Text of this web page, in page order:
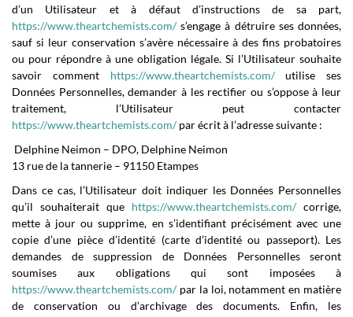
d’un Utilisateur et à défaut d’instructions de sa part,
https://www.theartchemists.com/ s’engage à détruire ses données,
sauf si leur conservation s’avère nécessaire à des fins probatoires
ou pour répondre à une obligation légale. Si l’Utilisateur souhaite
savoir comment
https://www.theartchemists.com/
utilise ses
Données Personnelles, demander à les rectifier ou s’oppose à leur
traitement, l’Utilisateur peut contacter
https://www.theartchemists.com/ par écrit à l’adresse suivante :
Delphine Neimon – DPO, Delphine Neimon
13 rue de la tannerie – 91150 Etampes
Dans ce cas, l’Utilisateur doit indiquer les Données Personnelles
qu’il souhaiterait que https://www.theartchemists.com/ corrige,
mette à jour ou supprime, en s’identifiant précisément avec une
copie d’une pièce d’identité (carte d’identité ou passeport). Les
demandes de suppression de Données Personnelles seront
soumises aux obligations qui sont imposées à
https://www.theartchemists.com/ par la loi, notamment en matière
de conservation ou d’archivage des documents. Enfin, les